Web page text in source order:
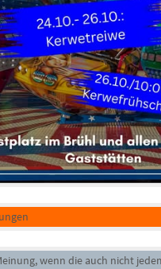
wenn die auch nicht